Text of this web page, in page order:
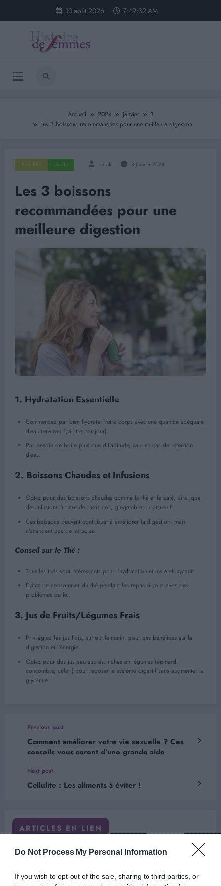
Do Not Process My Personal Information
If you wish to opt-out of the sale, sharing to third parties, or
contenu
10 août 2026 7:49:32 AM
Accueil 2024 janvier
3
Les 3 boissons recommandées pour une meilleure digestion
Bien-Être Santé Farah 3 Janvier 2024
Les 3 boissons
recommandées pour une
meilleure digestion
1. Hydratation Essentielle
Commencez par bien hydrater votre corps avec une quantité adéquate
d’eau (environ 1,5 litre par jour).
Pas besoin de boire plus que d’habitude, sauf en cas de rétention
d’eau.
2. Boissons Chaudes et Infusions
Optez pour des boissons chaudes comme le thé et le café, ainsi que
des infusions à base de radis noir, gingembre ou pissenlit.
Ces boissons peuvent contribuer à améliorer la digestion, mais
n’attendent pas de miracles.
Conseil sur le Thé :
Tous les thés sont intéressants pour l’hydratation et les antioxydants.
Évitez de consommer du thé pendant les repas si vous avez des
problèmes de fer.
3. Jus de Fruits/Légumes Frais
Privilégiez les jus frais, surtout le matin, pour des bénéfices sur la
digestion et l’énergie.
Optez pour des jus peu sucrés, riches en légumes (épinard,
concombre, céleri) pour reposer le système digestif sans augmenter la
glycémie.
Previous post
Comment améliorer votre vie sexuelle ? Ces
conseils vous seront d’une grande aide
Next post
Cellulite : Les aliments à éviter !
ARTICLES EN LIEN